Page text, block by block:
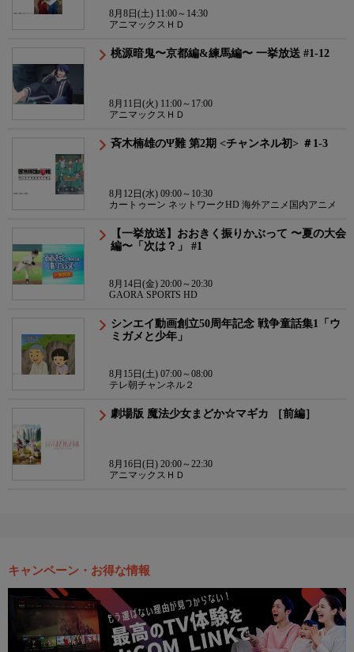
8月8日(土) 11:00～14:30
アニマックスＨＤ
桃源暗鬼〜京都編&練馬編〜 一挙放送 #1-12
8月11日(火) 11:00～17:00
アニマックスＨＤ
斉木楠雄のΨ難 第2期 <チャンネル初> ＃1-3
8月12日(水) 09:00～10:30
カートゥーン ネットワークHD 海外アニメ国内アニメ
【一挙放送】おおきく振りかぶって 〜夏の大会
編〜「次は？」 #1
8月14日(金) 20:00～20:30
GAORA SPORTS HD
シンエイ動画創立50周年記念 戦争童話集1「ウ
ミガメと少年」
8月15日(土) 07:00～08:00
テレ朝チャンネル２
劇場版 魔法少女まどか☆マギカ ［前編］
8月16日(日) 20:00～22:30
アニマックスＨＤ
キャンペーン・お得な情報